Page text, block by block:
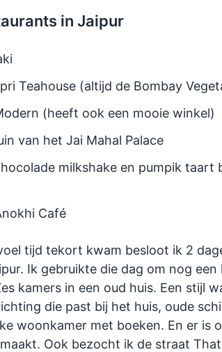
in Jaipur
Teahouse (altijd de Bombay
(heeft ook een mooie winkel)
van het Jai Mahal Palace
milkshake en pumpik taart
Café
tijd tekort kwam besloot ik 2
Ik gebruikte die dag om nog
kamers in een oud huis. Een stijl
die past bij het huis, oude
woonkamer met boeken. En er is
Ook bezocht ik de straat